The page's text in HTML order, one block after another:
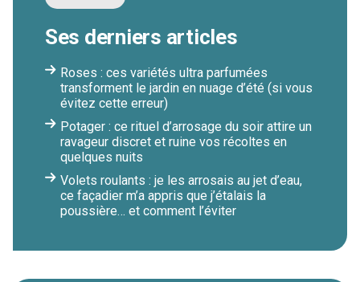
Ses derniers articles
Roses : ces variétés ultra parfumées
transforment le jardin en nuage d’été (si vous
évitez cette erreur)
Potager : ce rituel d’arrosage du soir attire un
ravageur discret et ruine vos récoltes en
quelques nuits
Volets roulants : je les arrosais au jet d’eau,
ce façadier m’a appris que j’étalais la
poussière… et comment l’éviter